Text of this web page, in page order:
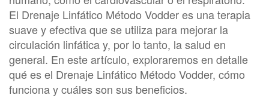
El Drenaje Linfático Método Vodder es una terapia
suave y efectiva que se utiliza para mejorar la
circulación linfática y, por lo tanto, la salud en
general. En este artículo, exploraremos en detalle
qué es el Drenaje Linfático Método Vodder, cómo
funciona y cuáles son sus beneficios.